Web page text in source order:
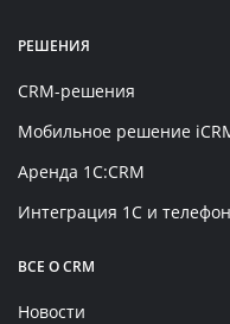
РЕШЕНИЯ
CRM-решения
Мобильное решение
Аренда 1C:CRM
Интеграция 1С и
ВСЕ О CRM
Новости